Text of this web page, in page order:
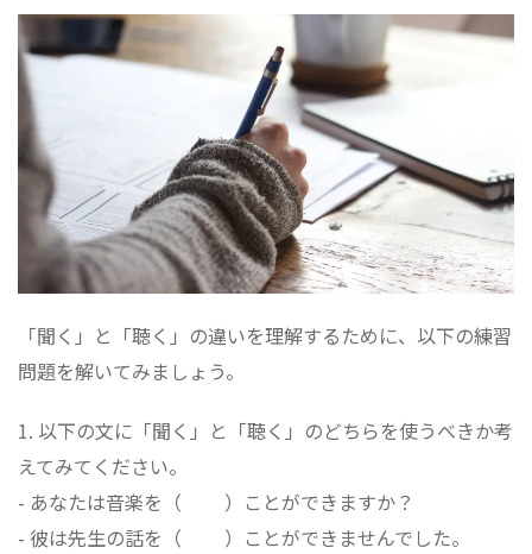
「聞く」と「聴く」の違いを理解するために、以下の練習
問題を解いてみましょう。
1. 以下の文に「聞く」と「聴く」のどちらを使うべきか考
えてみてください。
- あなたは音楽を（ ）ことができますか？
- 彼は先生の話を（ ）ことができませんでした。